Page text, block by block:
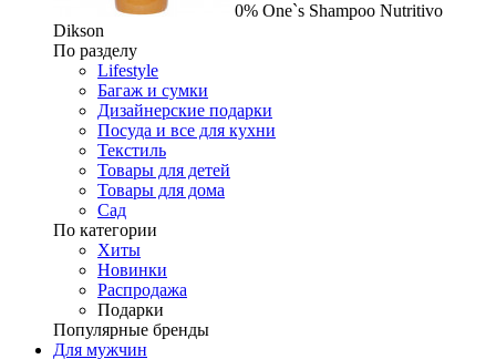
0% One`s Shampoo Nutritivo
Dikson
По разделу
Lifestyle
Багаж и сумки
Дизайнерские подарки
Посуда и все для кухни
Текстиль
Товары для детей
Товары для дома
Сад
По категории
Хиты
Новинки
Распродажа
Подарки
Популярные бренды
Для мужчин